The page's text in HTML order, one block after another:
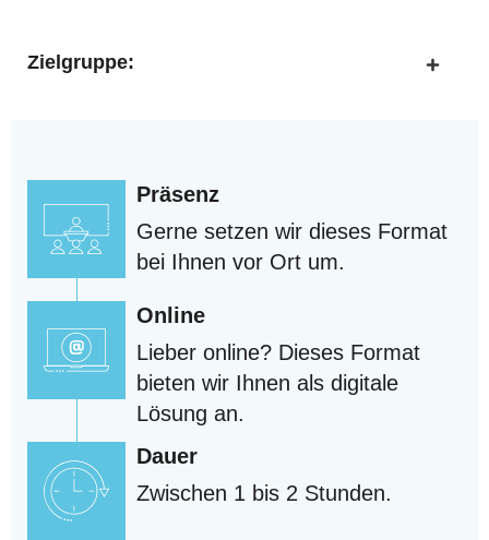
Zielgruppe:
Präsenz
Gerne setzen wir dieses Format
bei Ihnen vor Ort um.
Online
Lieber online? Dieses Format
bieten wir Ihnen als digitale
Lösung an.
Dauer
Zwischen 1 bis 2 Stunden.